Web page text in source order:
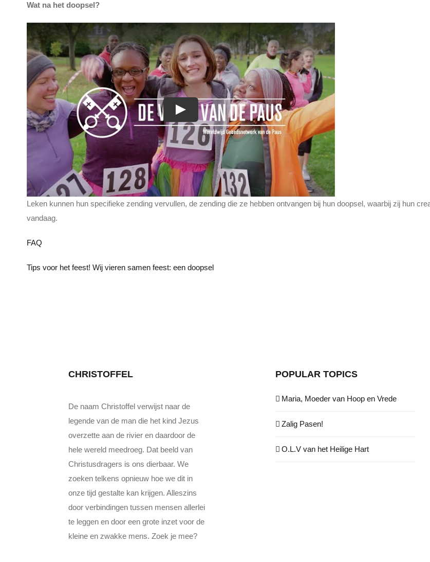
Wat na het doopsel?
Play
Leken kunnen hun specifieke zending vervullen, de zending die ze hebben ontvangen bij hun doopsel, waarbij zij hun
vandaag.
FAQ
Tips voor het feest! Wij vieren samen feest: een doopsel
CHRISTOFFEL
De naam Christoffel verwijst naar de
legende van de man die het kind Jezus
overzette aan de rivier en daardoor de
hele wereld meedroeg. Dat beeld van
Christusdragers is ons dierbaar. We
zoeken telkens opnieuw hoe we dit in
onze tijd gestalte kan krijgen. Alleszins
door verbindingen tussen mensen allerlei
te leggen en door een grote inzet voor de
kleine en zwakke mens. Zoek je mee?
POPULAR TOPICS
Maria, Moeder van Hoop en Vrede
Zalig Pasen!
O.L.V van het Heilige Hart